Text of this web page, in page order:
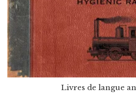
Livres de langue